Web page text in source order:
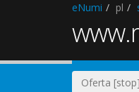
eNumi pl
Oferta [stop]